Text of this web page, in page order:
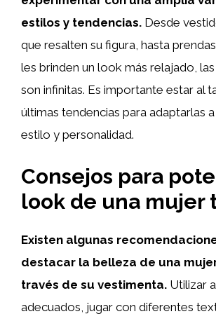
estilos y tendencias. Desde
que resalten su figura, hasta
les brinden un look más relajado,
son infinitas. Es importante estar al
últimas tendencias para adaptarlas
estilo y personalidad.
Consejos para
look de una mujer
Existen algunas
destacar la belleza de una
través de su vestimenta. Utilizar
adecuados, jugar con diferentes